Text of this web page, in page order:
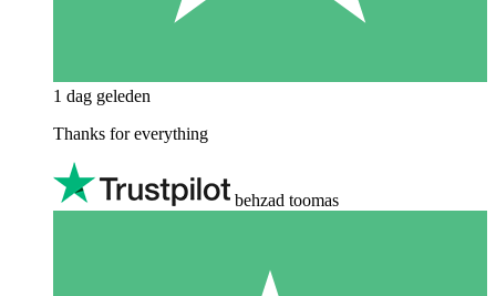
1 dag geleden
Thanks for everything
behzad toomas